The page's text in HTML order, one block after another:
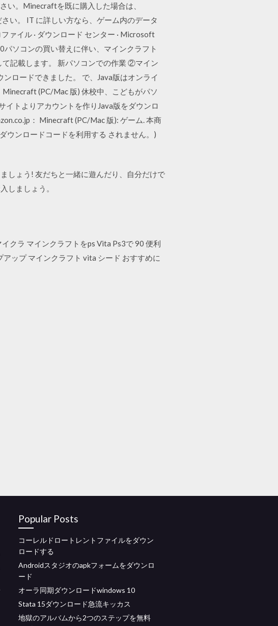
い。Minecraftを既に購入した場合は、
い。 IT に詳しい方なら、ゲーム内のデータ
ァイル · ダウンロード センター · Microsoft
ソコンの買い替えに伴い、マインクラフト
記載します。 新パソコンでの作業 ②マイン
ロードできました。 で、Java版はオンライ
(PC/Mac 版) 休校中、こどもがパソ
トよりアカウントを作りJava版をダウンロ
： Minecraft (PC/Mac 版): ゲーム. 本商
ウンロードコードを利用する されません。)
しょう! 友だちと一緒に遊んだり、自分だけで
しましょう。
ラ マインクラフトをps Vita Ps3で 90 便利
ップ マインクラフト vita シード おすすめに
Popular Posts
コーレルドロートレントファイルをダウン
ロードする
Androidスタジオのapkフォームをダウンロ
ード
オーラ同期ダウンロードwindows 10
Stata 15ダウンロード急流キッカス
地獄のアルバムから2つのステップを無料